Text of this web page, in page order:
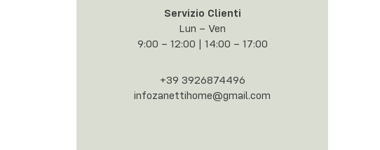
Servizio Clienti
Lun – Ven
9:00 – 12:00 | 14:00 – 17:00
+39 3926874496
infozanettihome@gmail.com